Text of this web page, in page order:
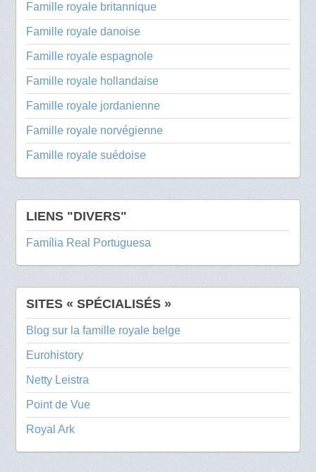
Famille royale britannique
Famille royale danoise
Famille royale espagnole
Famille royale hollandaise
Famille royale jordanienne
Famille royale norvégienne
Famille royale suédoise
LIENS "DIVERS"
Família Real Portuguesa
SITES « SPÉCIALISÉS »
Blog sur la famille royale belge
Eurohistory
Netty Leistra
Point de Vue
Royal Ark